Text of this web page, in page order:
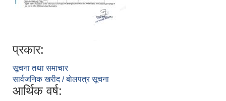
प्रकार:
सूचना तथा समाचार
सार्वजनिक खरीद / बोलपत्र सूचना
आर्थिक वर्ष: